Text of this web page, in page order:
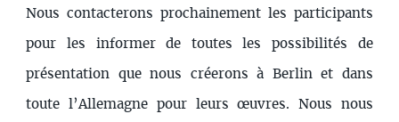
Nous contacterons prochainement les participants
pour les informer de toutes les possibilités de
présentation que nous créerons à Berlin et dans
toute l’Allemagne pour leurs œuvres. Nous nous